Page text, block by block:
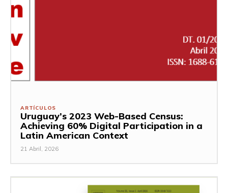
ARTÍCULOS
Uruguay’s 2023 Web-Based Census:
Achieving 60% Digital Participation in a
Latin American Context
21 Abril, 2026